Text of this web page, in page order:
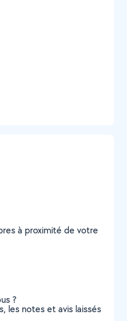
à proximité de votre
?
les notes et avis laissés